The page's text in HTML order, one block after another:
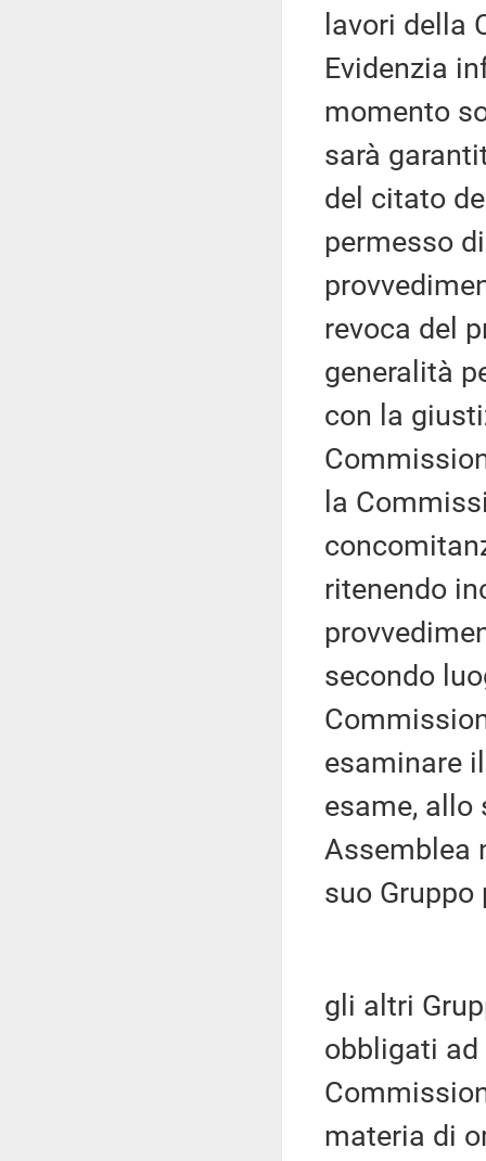
lavori della
Evidenzia
momento
sarà
del citato
permesso
revoca del
generalità
con la
la
ritenendo
secondo
esaminare
esame, allo
Assemblea
suo
gli altri
obbligati
materia di